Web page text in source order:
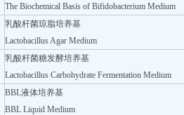
The Biochemical Basis of Bifidobacterium Medium
乳酸杆菌琼脂培养基
Lactobacillus Agar Medium
乳酸杆菌糖发酵培养基
Lactobacillus Carbohydrate Fermentation Medium
BBL液体培养基
BBL Liquid Medium